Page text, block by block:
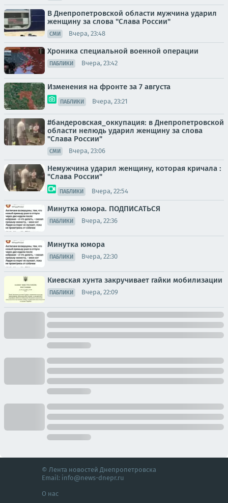
В Днепропетровской области мужчина ударил
женщину за слова "Слава России"
СМИ Вчера, 23:48
Хроника специальной военной операции
ПАБЛИКИ Вчера, 23:42
Изменения на фронте за 7 августа
ПАБЛИКИ Вчера, 23:21
#бандеровская_оккупация: в Днепропетровской
области нелюдь ударил женщину за слова
"Слава России"
СМИ Вчера, 23:06
Немужчина ударил женщину, которая кричала :
"Слава России"
ПАБЛИКИ Вчера, 22:54
Минутка юмора. ПОДПИСАТЬСЯ
ПАБЛИКИ Вчера, 22:36
Минутка юмора
ПАБЛИКИ Вчера, 22:30
Киевская хунта закручивает гайки мобилизации
ПАБЛИКИ Вчера, 22:09
© Лента новостей Днепропетровска
Email: info@news-dnepr.ru
О нас